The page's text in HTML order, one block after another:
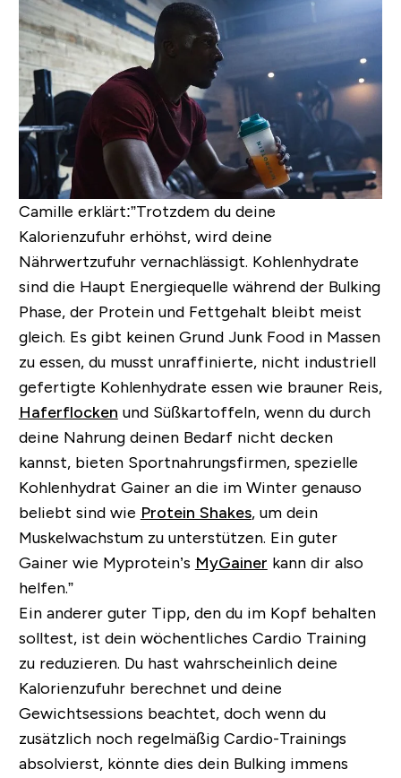
Camille erklärt:”Trotzdem du deine
Kalorienzufuhr erhöhst, wird deine
Nährwertzufuhr vernachlässigt. Kohlenhydrate
sind die Haupt Energiequelle während der Bulking
Phase, der Protein und Fettgehalt bleibt meist
gleich. Es gibt keinen Grund Junk Food in Massen
zu essen, du musst unraffinierte, nicht industriell
gefertigte Kohlenhydrate essen wie brauner Reis,
Haferflocken und Süßkartoffeln, wenn du durch
deine Nahrung deinen Bedarf nicht decken
kannst, bieten Sportnahrungsfirmen, spezielle
Kohlenhydrat Gainer an die im Winter genauso
beliebt sind wie Protein Shakes, um dein
Muskelwachstum zu unterstützen. Ein guter
Gainer wie Myprotein’s MyGainer kann dir also
helfen.”
Ein anderer guter Tipp, den du im Kopf behalten
solltest, ist dein wöchentliches Cardio Training
zu reduzieren. Du hast wahrscheinlich deine
Kalorienzufuhr berechnet und deine
Gewichtsessions beachtet, doch wenn du
zusätzlich noch regelmäßig Cardio-Trainings
absolvierst, könnte dies dein Bulking immens